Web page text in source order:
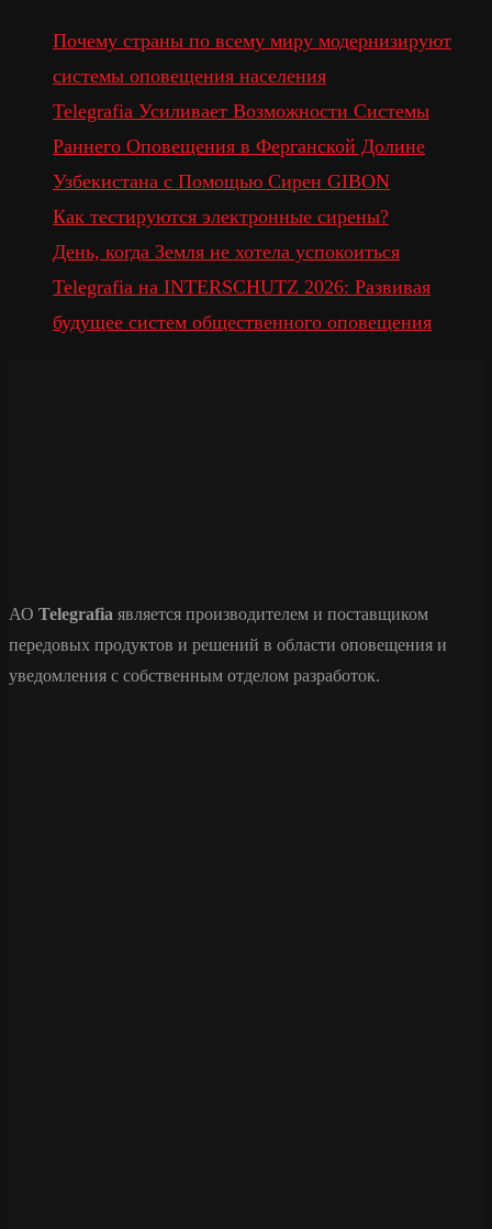
Почему страны по всему миру модернизируют
системы оповещения населения
Telegrafia Усиливает Возможности Системы
Раннего Оповещения в Ферганской Долине
Узбекистана с Помощью Сирен GIBON
Как тестируются электронные сирены?
День, когда Земля не хотела успокоиться
Telegrafia на INTERSCHUTZ 2026: Развивая
будущее систем общественного оповещения
АО Telegrafia является производителем и поставщиком
передовых продуктов и решений в области оповещения и
уведомления с собственным отделом разработок.